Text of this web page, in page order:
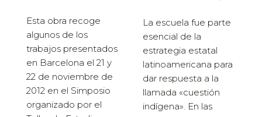
Esta obra recoge
algunos de los
trabajos presentados
en Barcelona el 21 y
22 de noviembre de
2012 en el Simposio
organizado por el
La escuela fue parte
esencial de la
estrategia estatal
latinoamericana para
dar respuesta a la
llamada «cuestión
indígena». En las